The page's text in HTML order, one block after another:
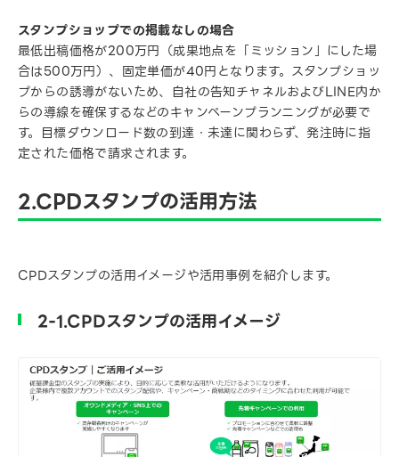
スタンプショップでの掲載なしの場合
最低出稿価格が200万円（成果地点を「ミッション」にした場
合は500万円）、固定単価が40円となります。スタンプショッ
プからの誘導がないため、自社の告知チャネルおよびLINE内か
らの導線を確保するなどのキャンペーンプランニングが必要で
す。目標ダウンロード数の到達・未達に関わらず、発注時に指
定された価格で請求されます。
2.CPDスタンプの活用方法
CPDスタンプの活用イメージや活用事例を紹介します。
2-1.CPDスタンプの活用イメージ